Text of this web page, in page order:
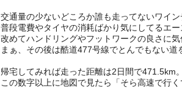
交通量の少ないどころか誰も走ってないワイン
普段電費やタイヤの消耗ばかり気にしてるエ
改めてハンドリングやフットワークの良さに気
まぁ、その後は酷道477号線でとんでもない道
帰宅してみれば走った距離は2日間で471.5km。
この数字以上に地図で見たら「そら高速で行